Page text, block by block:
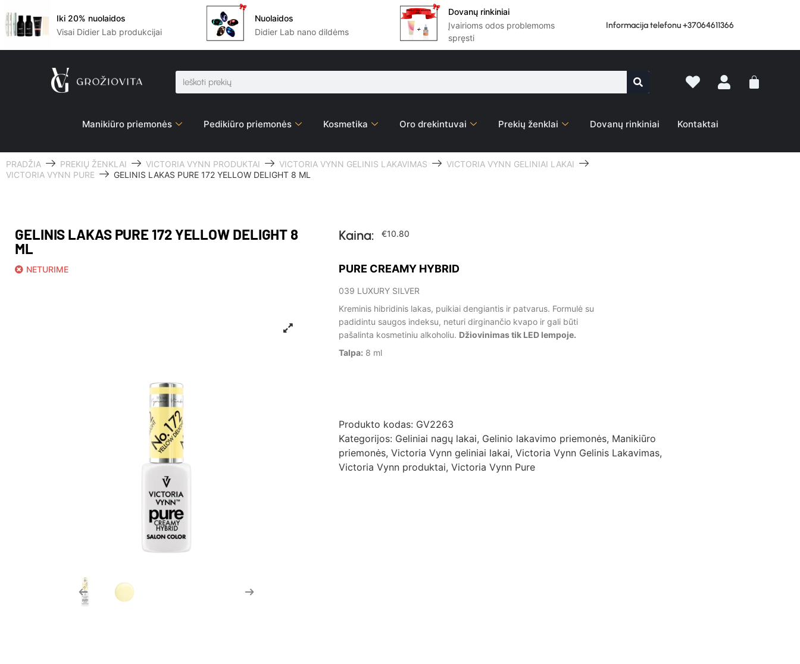
Iki 20% nuolaidos
Visai Didier Lab produkcijai
Nuolaidos
Didier Lab nano dildėms
Dovanų rinkiniai
Įvairioms odos problemoms
spręsti
Informacija telefonu +37064611366
Manikiūro priemonės Pedikiūro priemonės Kosmetika Oro drekintuvai Prekių ženklai Dovanų rinkiniai Kontaktai
PRADŽIA PREKIŲ ŽENKLAI VICTORIA VYNN PRODUKTAI VICTORIA VYNN GELINIS LAKAVIMAS
VICTORIA VYNN GELINIAI LAKAI
VICTORIA VYNN PURE
GELINIS LAKAS PURE 172 YELLOW DELIGHT 8 ML
GELINIS LAKAS PURE 172 YELLOW DELIGHT 8
ML
NETURIME
Kaina: €10.80
PURE CREAMY HYBRID
039 LUXURY SILVER
Kreminis hibridinis lakas, puikiai dengiantis ir patvarus. Formulė su
padidintu saugos indeksu, neturi dirginančio kvapo ir gali būti
pašalinta kosmetiniu alkoholiu. Džiovinimas tik LED lempoje.
Talpa: 8 ml
Produkto kodas: GV2263
Kategorijos: Geliniai nagų lakai, Gelinio lakavimo priemonės, Manikiūro
priemonės, Victoria Vynn geliniai lakai, Victoria Vynn Gelinis Lakavimas,
Victoria Vynn produktai, Victoria Vynn Pure